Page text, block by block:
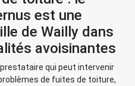
est une
de Wailly dans
avoisinantes
qui peut intervenir
de fuites de toiture,